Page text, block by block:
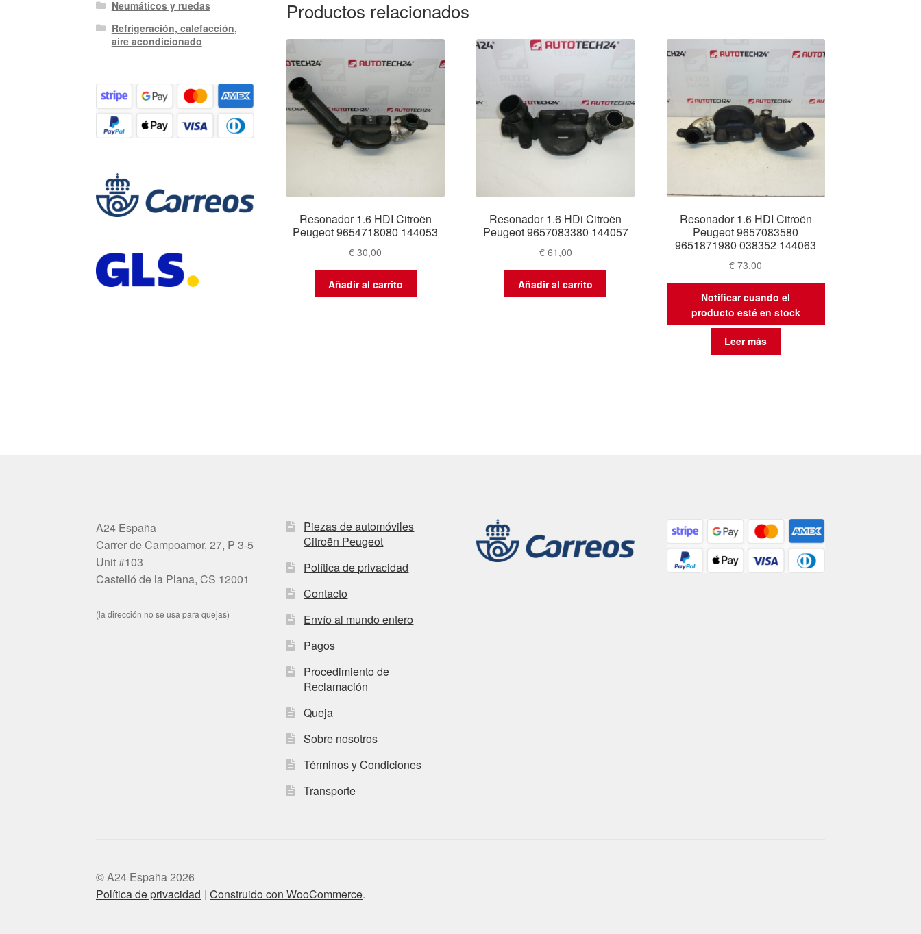
Productos relacionados
Resonador 1.6 HDI Citroën
Peugeot 9654718080 144053
€ 30,00
Añadir al carrito
Resonador 1.6 HDi Citroën
Peugeot 9657083380 144057
€61,00
Añadir al carrito
Resonador 1.6 HDI Citroën
Peugeot 9657083580
9651871980 038352 144063
€ 73,00
Notificar cuando el
producto esté en stock
Leer más
Neumáticos y ruedas
Refrigeración, calefacción,
aire acondicionado
A24 España
Carrer de Campoamor, 27, P 3-5
Unit #103
Castelló de la Plana, CS 12001
(la dirección no se usa para quejas)
Piezas de automóviles
Citroën Peugeot
Política de privacidad
Contacto
Envío al mundo entero
Pagos
Procedimiento de
Reclamación
Queja
Sobre nosotros
Términos y Condiciones
Transporte
© A24 España 2026
Política de privacidad
Construido con WooCommerce.